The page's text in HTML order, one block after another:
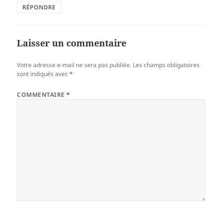
RÉPONDRE
Laisser un commentaire
Votre adresse e-mail ne sera pas publiée. Les champs obligatoires
sont indiqués avec*
COMMENTAIRE*